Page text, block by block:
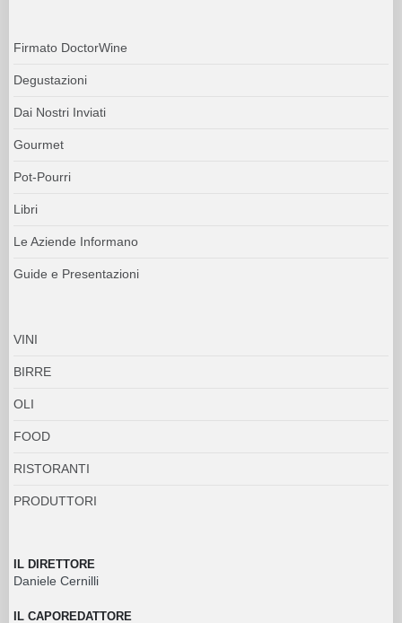
Firmato DoctorWine
Degustazioni
Dai Nostri Inviati
Gourmet
Pot-Pourri
Libri
Le Aziende Informano
Guide e Presentazioni
VINI
BIRRE
OLI
FOOD
RISTORANTI
PRODUTTORI
IL DIRETTORE
Daniele Cernilli
IL CAPOREDATTORE